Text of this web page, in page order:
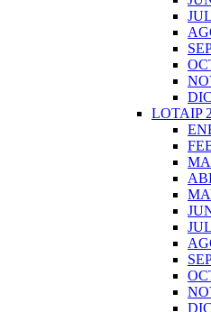
LOTAIP